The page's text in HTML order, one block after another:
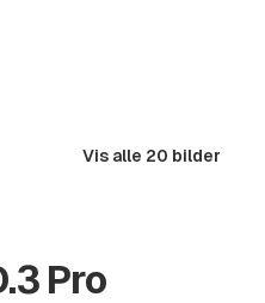
Vis alle 20 bilder
Pro